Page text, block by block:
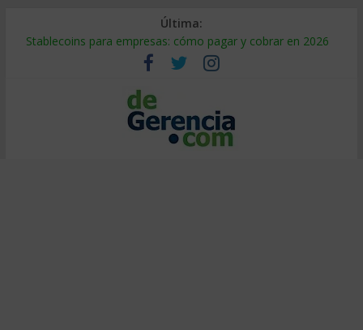
Última:
Stablecoins para empresas: cómo pagar y cobrar en 2026
Despido silencioso: qué es y por qué sale tan caro
IA en selección de personal: cómo auditarla a tiempo
Trabajo forzoso en la cadena de suministro: qué hacer
Mercado hispano de EE. UU.: cómo segmentarlo y venderle